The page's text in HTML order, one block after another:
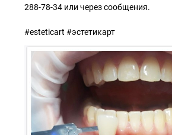
288-78-34 или через сообщения.
#esteticart #эстетикарт